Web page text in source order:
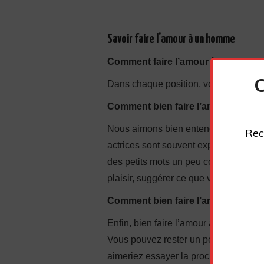
Savoir faire l’amour à un homme
Comment faire l’amour à un
Dans chaque position, vous pouvez
Comment bien faire l’amour à un
Nous aimons bien entendre notre
actrices sont souvent explicites.
des petits mots un peu coquins dans
plaisir, suggérer ce que vous aimez.
Comment bien faire l’amour à un
Enfin, bien faire l’amour à un
Vous pouvez rester un peu dans ses
aimeriez essayer la prochaine fois,